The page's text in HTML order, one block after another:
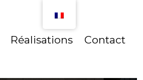
Réalisations Contact